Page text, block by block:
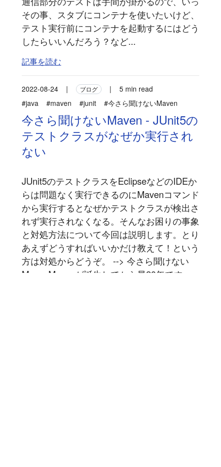
その事、スタブにコンテナを使いたいけど、
テスト実行前にコンテナを起動するにはどう
したらいいんだろう？など...
記事を読む
2022-08-24 | ブログ |
5 min read
#java
#maven #junit #今さら聞けないMaven
今さら聞けないMaven - JUnit5の
テストクラスがなぜか実行され
ない
JUnit5のテストクラスをEclipseなどのIDEか
らは問題なく実行できるのにMavenコマンド
から実行するとなぜかテストクラスが検出さ
れず実行されなくなる。そんなお困りの事象
と対処方法について今回は説明します。とり
あえずどうすればいいかだけ教えて！という
方は対処からどうぞ。 --> 今さら聞けない
MavenMavenが誕生してから早20年です